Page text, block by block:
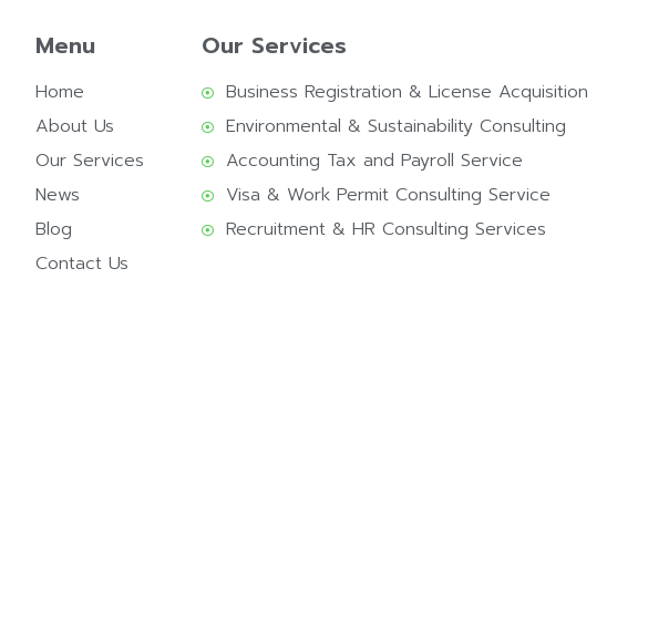
Menu
Home
About Us
Our Services
News
Blog
Contact Us
Our Services
Business Registration & License Acquisition
Environmental & Sustainability Consulting
Accounting Tax and Payroll Service
Visa & Work Permit Consulting Service
Recruitment & HR Consulting Services